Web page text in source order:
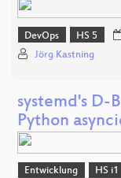
DevOps HS 5
Jörg Kastning
systemd's D-
Python
Entwicklung HS i1